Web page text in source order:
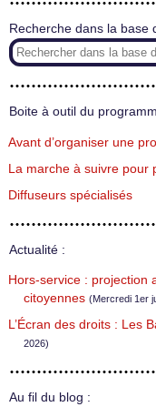
Recherche dans la base
Boite à outil du
Avant d’organiser une
La marche à suivre pour
Diffuseurs spécialisés
Actualité :
Hors-service : projection
citoyennes (Mercredi 1er
L’Écran des droits : Les
2026)
Au fil du blog :